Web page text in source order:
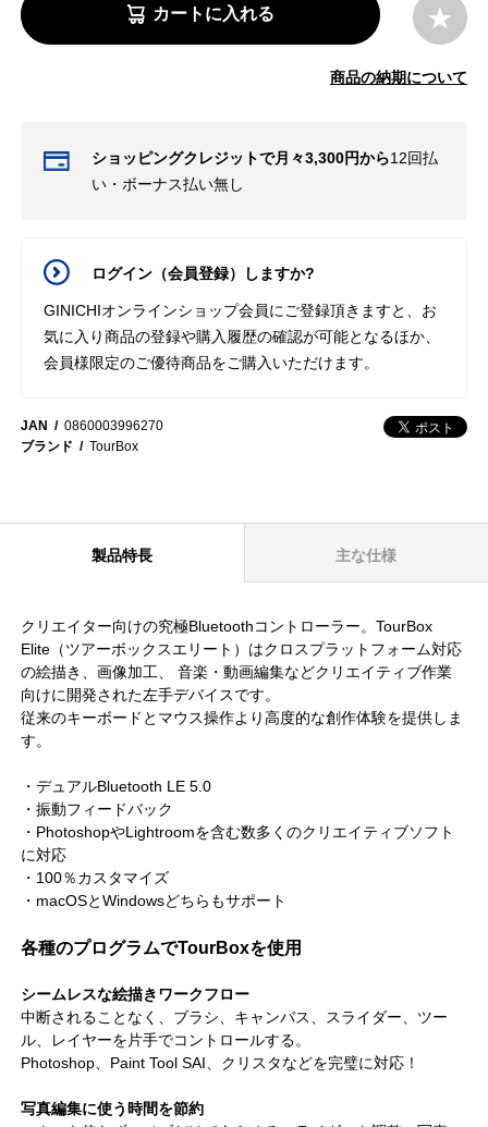
カートに入れる
商品の納期について
ショッピングクレジットで月々3,300円から12回払
い・ボーナス払い無し
ログイン（会員登録）しますか?
GINICHIオンラインショップ会員にご登録頂きますと、お
気に入り商品の登録や購入履歴の確認が可能となるほか、
会員様限定のご優待商品をご購入いただけます。
JAN
0860003996270
ブランド
TourBox
製品特長 主な仕様
クリエイター向けの究極Bluetoothコントローラー。TourBox
Elite（ツアーボックスエリート）はクロスプラットフォーム対応
の絵描き、画像加工、 音楽・動画編集などクリエイティブ作業
向けに開発された左手デバイスです。
従来のキーボードとマウス操作より高度的な創作体験を提供しま
す。
・デュアルBluetooth LE 5.0
・振動フィードバック
・PhotoshopやLightroomを含む数多くのクリエイティブソフト
に対応
・100％カスタマイズ
・macOSとWindowsどちらもサポート
各種のプログラムでTourBoxを使用
シームレスな絵描きワークフロー
中断されることなく、ブラシ、キャンバス、スライダー、ツー
ル、レイヤーを片手でコントロールする。
Photoshop、Paint Tool SAI、クリスタなどを完璧に対応！
写真編集に使う時間を節約